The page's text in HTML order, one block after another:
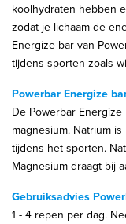
koolhydraten hebben
zodat je lichaam de
Energize bar van
tijdens sporten zoals
Powerbar Energize
De Powerbar
magnesium. Natrium
tijdens het sporten.
Magnesium draagt bij
Gebruiksadvies
1 - 4 repen per dag.